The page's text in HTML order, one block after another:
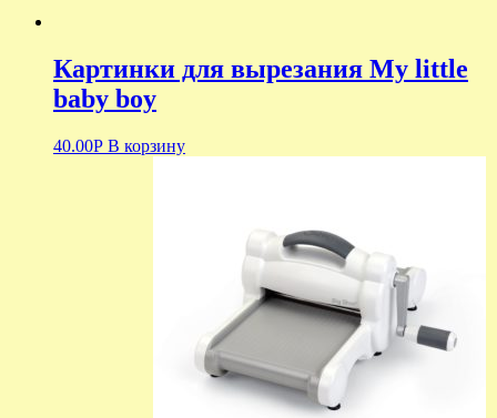
Картинки для вырезания My little
baby boy
40.00Р В корзину